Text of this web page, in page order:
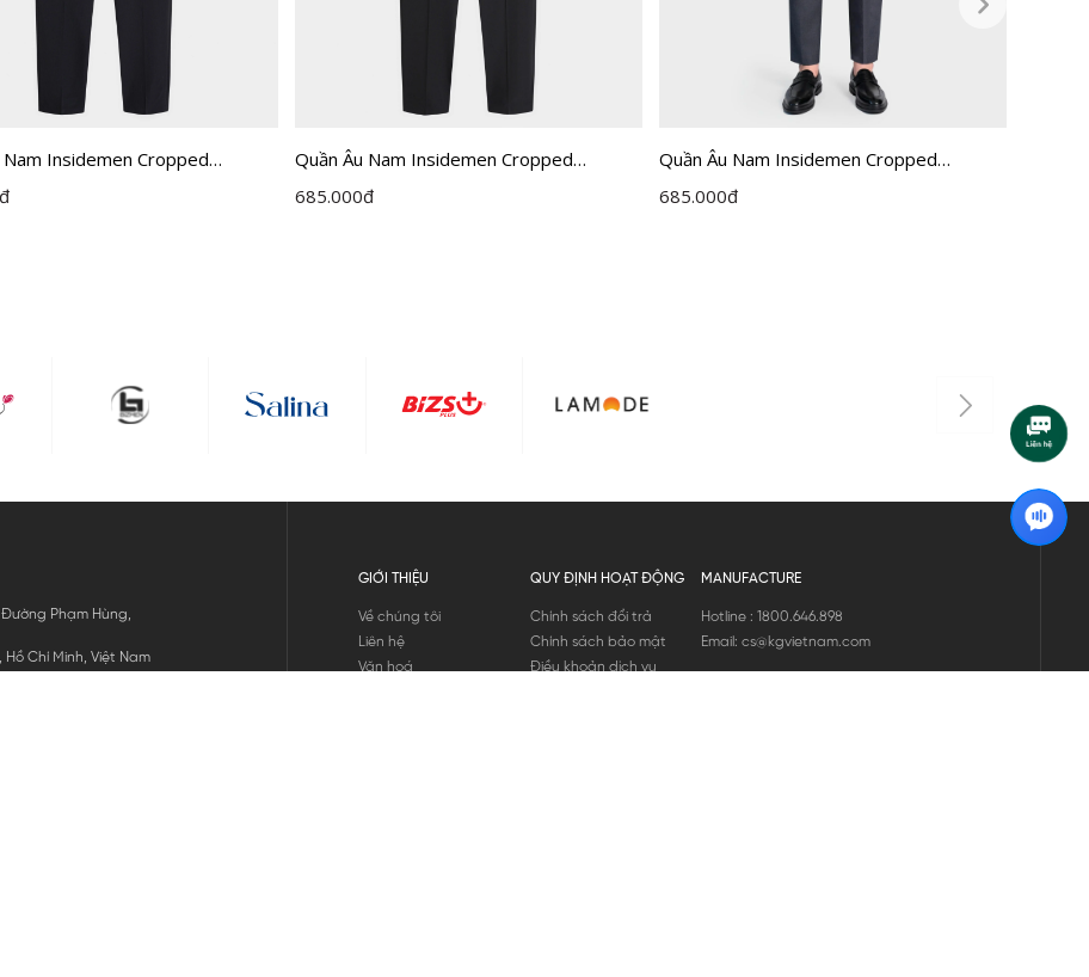
Nam Insidemen Cropped
đ
Quần Âu Nam Insidemen Cropped
ITR0370Z
685.000đ
Quần Âu Nam Insidemen Cropped
ITR0360Z
685.000đ
Phạm Hùng,
Chí Minh, Việt Nam
GIỚI THIỆU
Về chúng tôi
Liên hệ
Văn hoá
QUY ĐỊNH HOẠT ĐỘNG
Chính sách đổi trả
Chính sách bảo mật
Điều khoản dịch vụ
MANUFACTURE
Hotline : 1800.646.898
Email: cs@kgvietnam.com